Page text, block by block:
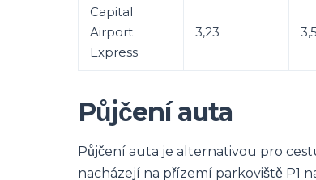
Capital
Airport
Express
3,23
Půjčení auta
Půjčení auta je alternativou pro
nacházejí na přízemí parkoviště P1